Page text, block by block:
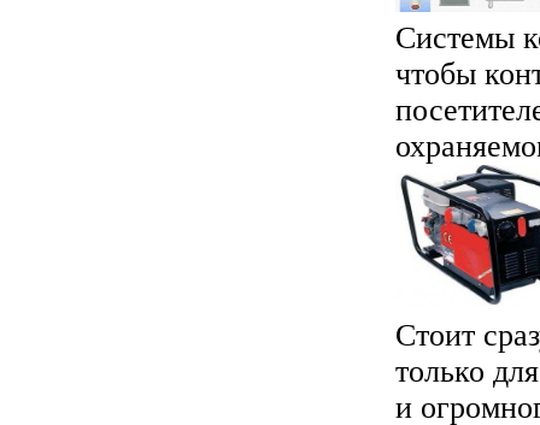
Системы
чтобы
Стоит
только
и